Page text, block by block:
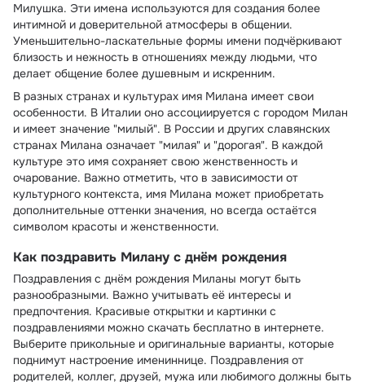
Милушка. Эти имена используются для создания более
интимной и доверительной атмосферы в общении.
Уменьшительно-ласкательные формы имени подчёркивают
близость и нежность в отношениях между людьми, что
делает общение более душевным и искренним.
В разных странах и культурах имя Милана имеет свои
особенности. В Италии оно ассоциируется с городом Милан
и имеет значение "милый". В России и других славянских
странах Милана означает "милая" и "дорогая". В каждой
культуре это имя сохраняет свою женственность и
очарование. Важно отметить, что в зависимости от
культурного контекста, имя Милана может приобретать
дополнительные оттенки значения, но всегда остаётся
символом красоты и женственности.
Как поздравить Милану с днём рождения
Поздравления с днём рождения Миланы могут быть
разнообразными. Важно учитывать её интересы и
предпочтения. Красивые открытки и картинки с
поздравлениями можно скачать бесплатно в интернете.
Выберите прикольные и оригинальные варианты, которые
поднимут настроение имениннице. Поздравления от
родителей, коллег, друзей, мужа или любимого должны быть